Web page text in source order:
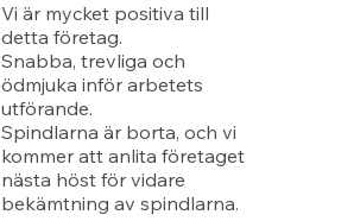
Vi är mycket positiva till
detta företag.
Snabba, trevliga och
ödmjuka inför arbetets
utförande.
Spindlarna är borta, och vi
kommer att anlita företaget
nästa höst för vidare
bekämtning av spindlarna.